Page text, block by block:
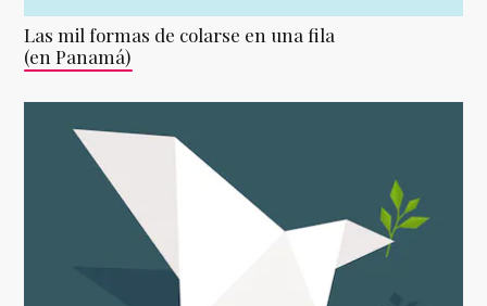
Las mil formas de colarse en una fila
(en Panamá)